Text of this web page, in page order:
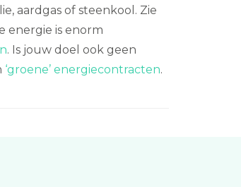
aardgas of steenkool. Zie
energie is enorm
. Is jouw doel ook geen
‘groene’ energiecontracten.